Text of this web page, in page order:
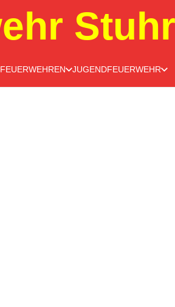
Stuhr
JUGENDFEUERWEHR